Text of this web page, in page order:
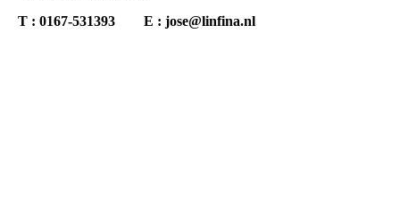
T : 0167-531393
E : jose@linfina.nl